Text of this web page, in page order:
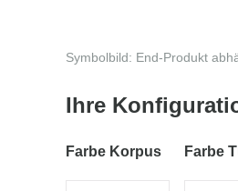
Symbolbild: End-Produkt
Ihre
Farbe Korpus Farbe